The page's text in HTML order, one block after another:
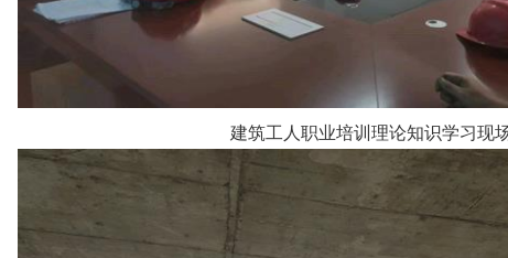
建筑工人职业培训理论知识学习现